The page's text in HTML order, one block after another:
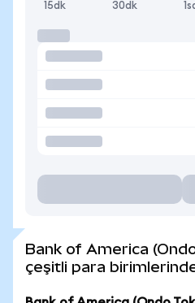
15dk 30dk
Bank of America
çeşitli para